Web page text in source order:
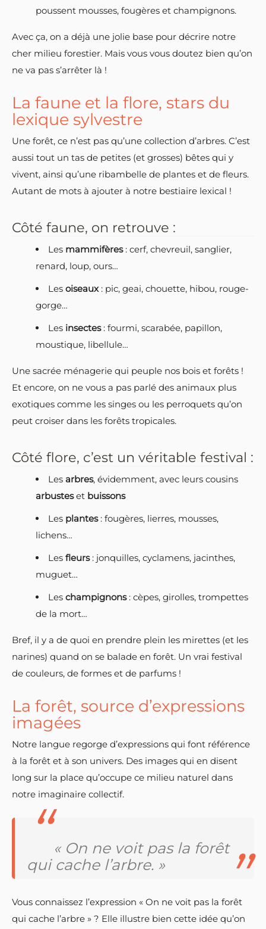
poussent mousses, fougères et champignons.
Avec ça, on a déjà une jolie base pour décrire notre
cher milieu forestier. Mais vous vous doutez bien qu’on
ne va pas s’arrêter là !
La faune et la flore, stars du
lexique sylvestre
Une forêt, ce n’est pas qu’une collection d’arbres. C’est
aussi tout un tas de petites (et grosses) bêtes qui y
vivent, ainsi qu’une ribambelle de plantes et de fleurs.
Autant de mots à ajouter à notre bestiaire lexical !
Côté faune, on retrouve :
Les mammifères: cerf, chevreuil, sanglier,
renard, loup, ours…
Les oiseaux: pic, geai, chouette, hibou, rouge-
gorge…
Les insectes: fourmi, scarabée, papillon,
moustique, libellule…
Une sacrée ménagerie qui peuple nos bois et forêts !
Et encore, on ne vous a pas parlé des animaux plus
exotiques comme les singes ou les perroquets qu’on
peut croiser dans les forêts tropicales.
Côté flore, c’est un véritable festival :
Les arbres, évidemment, avec leurs cousins
arbusteset buissons
Les plantes: fougères, lierres, mousses,
lichens…
Les fleurs: jonquilles, cyclamens, jacinthes,
muguet…
Les champignons: cèpes, girolles, trompettes
de la mort…
Bref, il y a de quoi en prendre plein les mirettes (et les
narines) quand on se balade en forêt. Un vrai festival
de couleurs, de formes et de parfums !
La forêt, source d’expressions
imagées
Notre langue regorge d’expressions qui font référence
à la forêt et à son univers. Des images qui en disent
long sur la place qu’occupe ce milieu naturel dans
notre imaginaire collectif.
« On ne voit pas la forêt
qui cache l’arbre. »
Vous connaissez l’expression « On ne voit pas la forêt
qui cache l’arbre » ? Elle illustre bien cette idée qu’on